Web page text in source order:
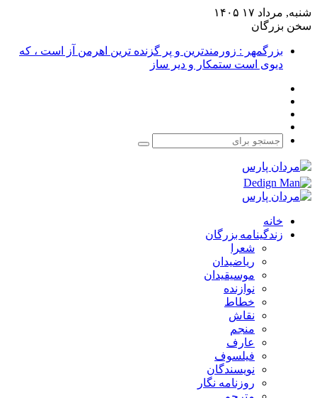
شنبه, مرداد ۱۷ ۱۴۰۵
سخن بزرگان
بزرگمهر : زورمندترین و پر گزنده ترین اهرمن آز است ، که
دیوی است ستمکار و دیر ساز
جستجو
خانه
زندگینامه بزرگان
شعرا
ریاضیدان
موسیقیدان
نوازنده
خطاط
نقاش
منجم
عارف
فیلسوف
نویسندگان
روزنامه نگار